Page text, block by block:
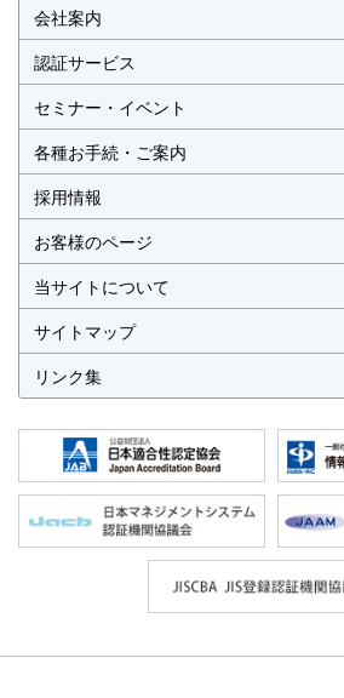
会社案内
認証サービス
ISO認証（マネジメントシステム）
ISO 9001 （品質）
ISO 14001（環境）
ISO 55001（アセット）
ISO 45001（労働安全衛生）
ISO 27001（情報セキュリティ）
MSAの審査認証
ISOとは？
JIS製品認証
JIS製品認証の手続き
認証リスト
セミナー・イベント
各種お手続・ご案内
採用情報
お客様のページ
当サイトについて
サイトマップ
リンク集